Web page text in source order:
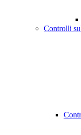
Controlli